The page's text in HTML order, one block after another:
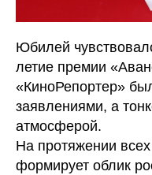
Юбилей
летие премии
«КиноРепортер»
заявлениями, а
атмосферой.
На протяжении
формирует облик